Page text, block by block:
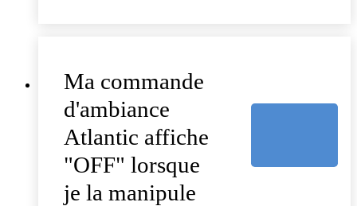
Ma commande
d'ambiance
Atlantic affiche
"OFF" lorsque
je la manipule